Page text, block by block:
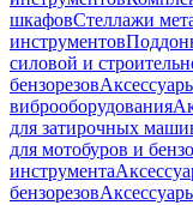
шкафовСтеллажи
инструментов
силовой и
бензорезов
виброоборудования
для затирочных
для мотобуров и
инструмента
бензорезов